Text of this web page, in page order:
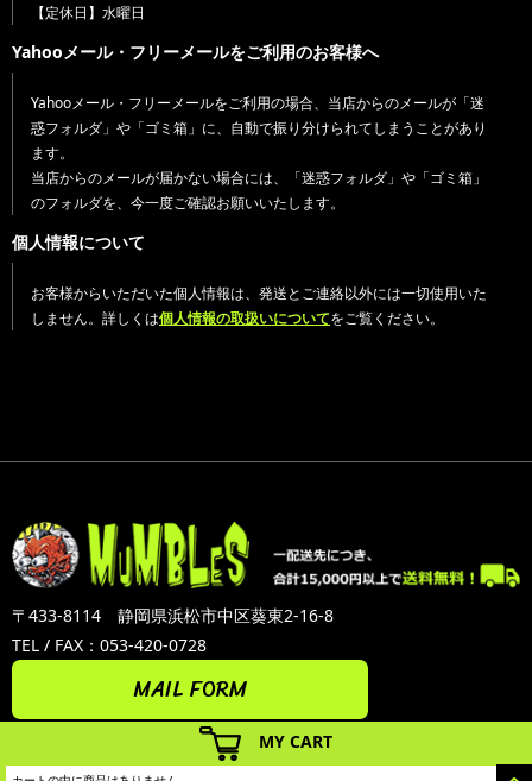
MY CART
【定休日】水曜日
Yahooメール・フリーメールをご利用のお客様へ
Yahooメール・フリーメールをご利用の場合、当店からのメールが「迷
惑フォルダ」や「ゴミ箱」に、自動で振り分けられてしまうことがあり
ます。
当店からのメールが届かない場合には、「迷惑フォルダ」や「ゴミ箱」
のフォルダを、今一度ご確認お願いいたします。
個人情報について
お客様からいただいた個人情報は、発送とご連絡以外には一切使用いた
しません。詳しくは個人情報の取扱いについてをご覧ください。
〒433-8114 静岡県浜松市中区葵東2-16-8
TEL / FAX：053-420-0728
MAIL FORM